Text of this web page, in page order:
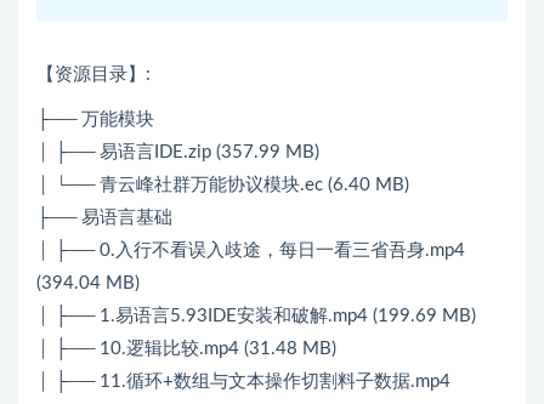
【资源目录】:
├── 万能模块
│ ├── 易语言IDE.zip (357.99 MB)
│ └── 青云峰社群万能协议模块.ec (6.40 MB)
├── 易语言基础
│ ├── 0.入行不看误入歧途，每日一看三省吾身.mp4
(394.04 MB)
│ ├── 1.易语言5.93IDE安装和破解.mp4 (199.69 MB)
│ ├── 10.逻辑比较.mp4 (31.48 MB)
│ ├── 11.循环+数组与文本操作切割料子数据.mp4